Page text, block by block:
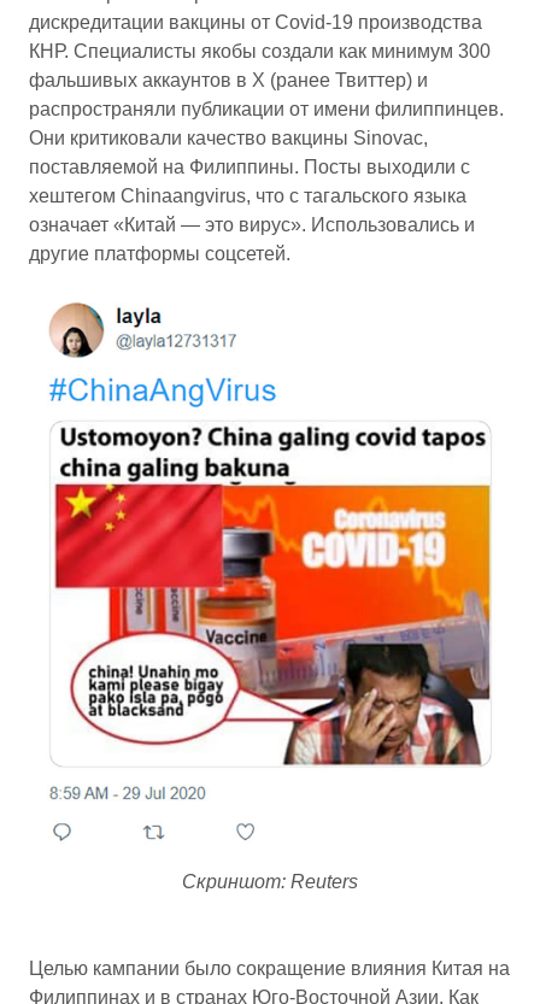
дискредитации вакцины от Covid-19 производства
КНР. Специалисты якобы создали как минимум 300
фальшивых аккаунтов в X (ранее Твиттер) и
распространяли публикации от имени филиппинцев.
Они критиковали качество вакцины Sinovac,
поставляемой на Филиппины. Посты выходили с
хештегом Chinaangvirus, что с тагальского языка
означает «Китай — это вирус». Использовались и
другие платформы соцсетей.
Скриншот: Reuters
Целью кампании было сокращение влияния Китая на
Филиппинах и в странах Юго-Восточной Азии. Как